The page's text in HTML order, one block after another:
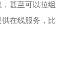
甚至可以拉组
在线服务，比